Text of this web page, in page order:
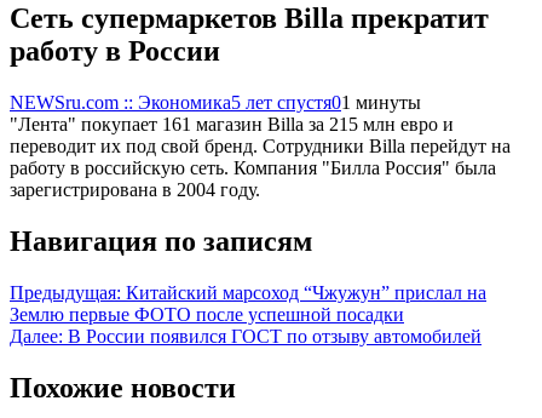
Сеть супермаркетов Billa прекратит
работу в России
NEWSru.com :: Экономика5 лет спустя01 минуты
"Лента" покупает 161 магазин Billа за 215 млн евро и
переводит их под свой бренд. Сотрудники Billа перейдут на
работу в российскую сеть. Компания "Билла Россия" была
зарегистрирована в 2004 году.
Навигация по записям
Предыдущая: Китайский марсоход “Чжужун” прислал на
Землю первые ФОТО после успешной посадки
Далее: В России появился ГОСТ по отзыву автомобилей
Похожие новости